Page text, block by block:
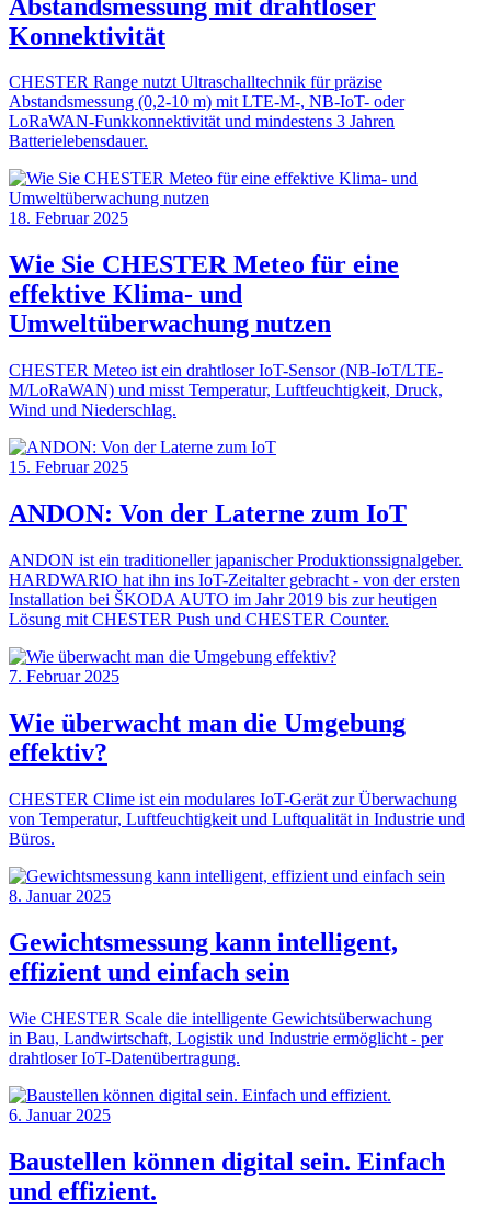
Abstandsmessung mit drahtloser
Konnektivität
CHESTER Range nutzt Ultraschalltechnik für präzise
Abstandsmessung (0,2-10 m) mit LTE-M-, NB-IoT- oder
LoRaWAN-Funkkonnektivität und mindestens 3 Jahren
Batterielebensdauer.
18. Februar 2025
Wie Sie CHESTER Meteo für eine
effektive Klima- und
Umweltüberwachung nutzen
CHESTER Meteo ist ein drahtloser IoT-Sensor (NB-IoT/LTE-
M/LoRaWAN) und misst Temperatur, Luftfeuchtigkeit, Druck,
Wind und Niederschlag.
15. Februar 2025
ANDON: Von der Laterne zum IoT
ANDON ist ein traditioneller japanischer Produktionssignalgeber.
HARDWARIO hat ihn ins IoT-Zeitalter gebracht - von der ersten
Installation bei ŠKODA AUTO im Jahr 2019 bis zur heutigen
Lösung mit CHESTER Push und CHESTER Counter.
7. Februar 2025
Wie überwacht man die Umgebung
effektiv?
CHESTER Clime ist ein modulares IoT-Gerät zur Überwachung
von Temperatur, Luftfeuchtigkeit und Luftqualität in Industrie und
Büros.
8. Januar 2025
Gewichtsmessung kann intelligent,
effizient und einfach sein
Wie CHESTER Scale die intelligente Gewichtsüberwachung
in Bau, Landwirtschaft, Logistik und Industrie ermöglicht - per
drahtloser IoT-Datenübertragung.
6. Januar 2025
Baustellen können digital sein. Einfach
und effizient.